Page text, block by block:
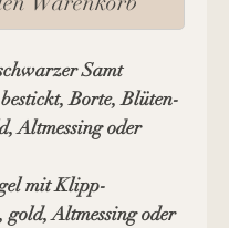
Samt
Borte, Blüten-
Altmessing oder
mit Klipp-
gold, Altmessing oder